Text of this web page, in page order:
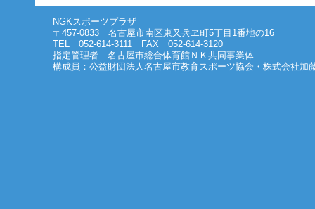
NGKスポーツプラザ
〒457-0833 名古屋市南区東又兵ヱ町5丁目1番地の16
TEL 052-614-3111 FAX 052-614-3120
指定管理者 名古屋市総合体育館ＮＫ共同事業体
構成員：公益財団法人名古屋市教育スポーツ協会・株式会社加